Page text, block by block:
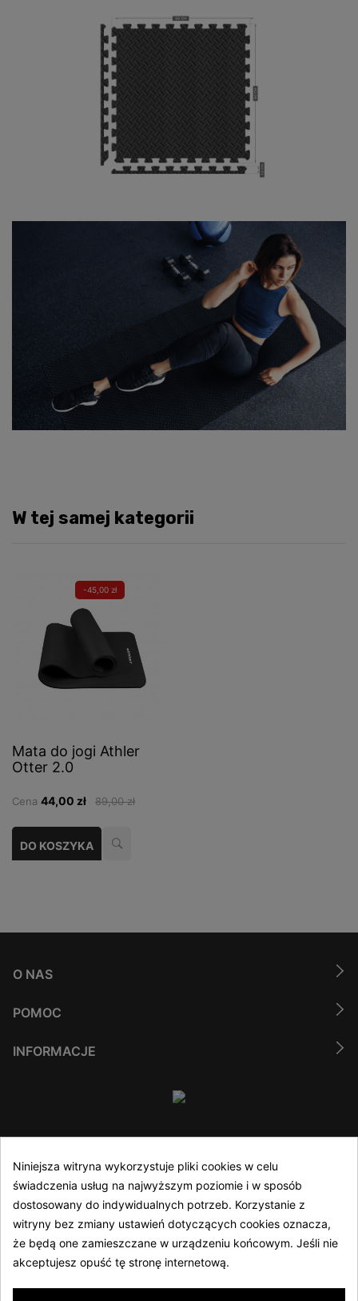
W tej samej kategorii
-45,00 zł
Mata do jogi Athler
Otter 2.0
Cena 44,00 zł 89,00 zł
DO KOSZYKA
O NAS
POMOC
INFORMACJE
Infolinia czynna 8:00 - 16:00 w dni robocze
sklep@athler.pl
Niniejsza witryna wykorzystuje pliki cookies w celu
świadczenia usług na najwyższym poziomie i w sposób
dostosowany do indywidualnych potrzeb. Korzystanie z
witryny bez zmiany ustawień dotyczących cookies oznacza,
że będą one zamieszczane w urządzeniu końcowym. Jeśli nie
akceptujesz opuść tę stronę internetową.